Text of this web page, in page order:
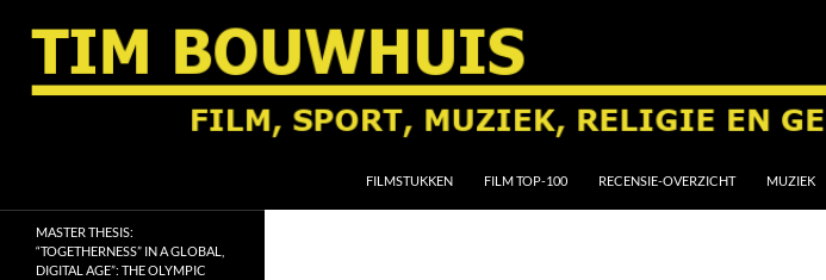
naar
inhoud
FILMSTUKKEN FILM TOP-100 RECENSIE-OVERZICHT MUZIEK
geschiedenis
MASTER THESIS:
“TOGETHERNESS” IN A GLOBAL,
DIGITAL AGE”: THE OLYMPIC